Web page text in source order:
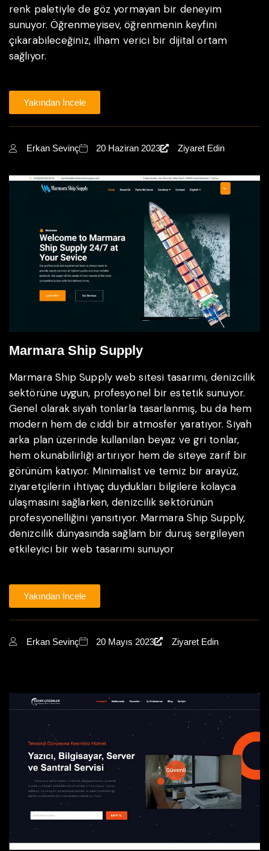
Marmara Ship Supply
Marmara Ship Supply web sitesi tasarımı, denizcilik
sektörüne uygun, profesyonel bir estetik sunuyor.
Genel olarak siyah tonlarla tasarlanmış, bu da hem
modern hem de ciddi bir atmosfer yaratıyor. Siyah
arka plan üzerinde kullanılan beyaz ve gri tonlar,
hem okunabilirliği artırıyor hem de siteye zarif bir
görünüm katıyor. Minimalist ve temiz bir arayüz,
ziyaretçilerin ihtiyaç duydukları bilgilere kolayca
ulaşmasını sağlarken, denizcilik sektörünün
profesyonelliğini yansıtıyor. Marmara Ship Supply,
denizcilik dünyasında sağlam bir duruş sergileyen
etkileyici bir web tasarımı sunuyor
Yakından İncele
Erkan Sevinç 20 Mayıs 2023 Ziyaret Edin
renk paletiyle de göz yormayan bir deneyim
sunuyor. Öğrenmeyisev, öğrenmenin keyfini
çıkarabileceğiniz, ilham verici bir dijital ortam
sağlıyor.
Yakından İncele
Erkan Sevinç 20 Haziran 2023 Ziyaret Edin